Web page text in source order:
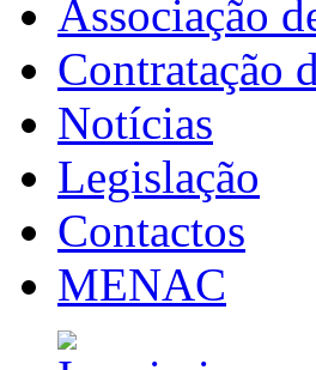
Associação
Contratação
Notícias
Legislação
Contactos
MENAC